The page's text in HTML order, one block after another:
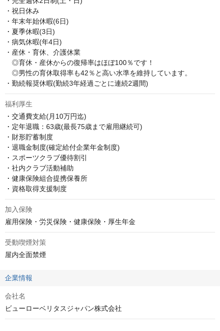
・祝日休み
・年末年始休暇(6日)
・夏季休暇(3日)
・病気休暇(年4日)
・産休・育休、介護休業
◎育休・産休からの復帰率はほぼ100％です！
◎男性の育休取得率も42％と高い水準を維持しています。
・勤続報奨休暇(勤続3年経過ごとに連続2週間)
福利厚生
・交通費支給(月10万円迄)
・定年退職：63歳(最長75歳まで雇用継続可)
・財形貯蓄制度
・退職金制度(確定給付企業年金制度)
・スポーツクラブ優待割引
・社内クラブ活動補助
・健康保険組合提携保養所
・資格取得支援制度
加入保険
雇用保険・労災保険・健康保険・厚生年金
受動喫煙対策
屋内全面禁煙
企業情報
会社名
ビューローベリタスジャパン株式会社